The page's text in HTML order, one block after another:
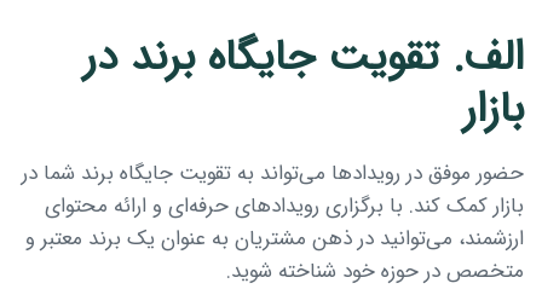
الف. تقویت جایگاه برند در
بازار
حضور موفق در رویدادها می‌تواند به تقویت جایگاه برند شما در
بازار کمک کند. با برگزاری رویدادهای حرفه‌ای و ارائه محتوای
ارزشمند، می‌توانید در ذهن مشتریان به عنوان یک برند معتبر و
متخصص در حوزه خود شناخته شوید.